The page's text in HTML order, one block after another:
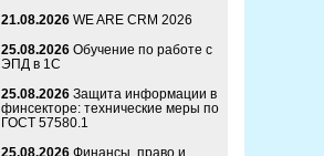
21.08.2026 WE ARE CRM 2026
25.08.2026 Обучение по работе с
ЭПД в 1С
25.08.2026 Защита информации в
финсекторе: технические меры по
ГОСТ 57580.1